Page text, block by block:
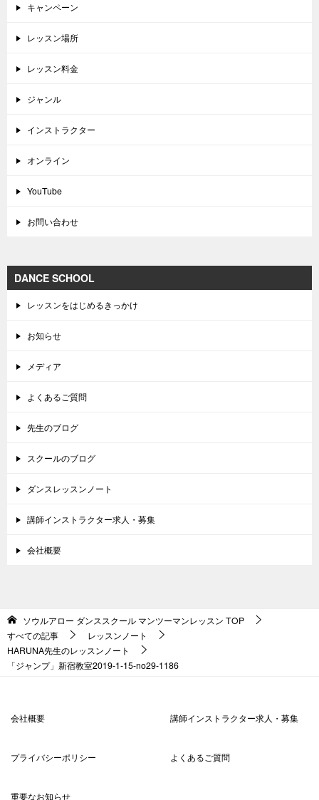
キャンペーン
レッスン場所
レッスン料金
ジャンル
インストラクター
オンライン
YouTube
お問い合わせ
DANCE SCHOOL
レッスンをはじめるきっかけ
お知らせ
メディア
よくあるご質問
先生のブログ
スクールのブログ
ダンスレッスンノート
講師インストラクター求人・募集
会社概要
ソウルアロー ダンススクール マンツーマンレッスン TOP
すべての記事
レッスンノート
HARUNA先生のレッスンノート
「ジャンプ」新宿教室2019-1-15-no29-1186
会社概要 講師インストラクター求人・募集
プライバシーポリシー よくあるご質問
重要なお知らせ